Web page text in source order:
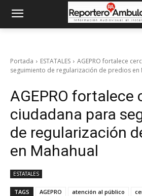
Portada ESTATALES
AGEPRO fortalece
seguimiento de regularización de predios en
AGEPRO fortalece
ciudadana para
de regularización
en Mahahual
ESTATALES
TAGS AGEPRO atención al público